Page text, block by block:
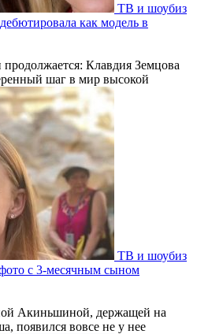
ТВ и шоубиз
как модель в
Клавдия Земцова
шаг в мир высокой
ТВ и шоубиз
с 3-месячным сыном
Акиньшиной, держащей на
появился вовсе не у нее